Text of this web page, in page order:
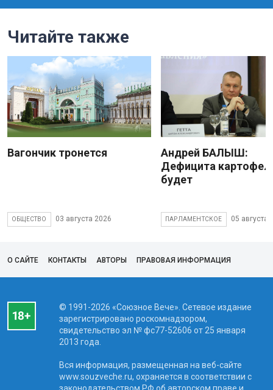
Читайте также
Вагончик тронется
ОБЩЕСТВО 03 августа 2026
Андрей БАЛЫШ:
Дефицита
будет
ПАРЛАМЕНТСКОЕ 05 августа
О САЙТЕ КОНТАКТЫ АВТОРЫ ПРАВОВАЯ ИНФОРМАЦИЯ
© 1991-2026 «Союзное Вече». Сетевое издание
зарегистрировано роскомнадзором,
свидетельство эл № фc77-52606 от 25 января
2013 года.
Вся информация, размещенная на веб-сайте
www.souzveche.ru, охраняется в соответствии с
законодательством РФ об авторском праве и